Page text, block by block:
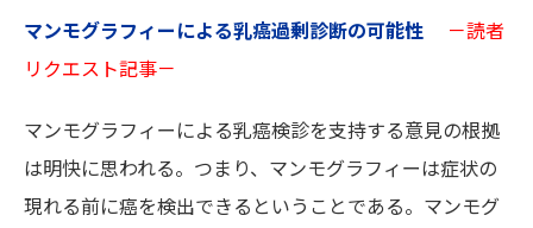
マンモグラフィーによる乳癌過剰診断の可能性
－読者
リクエスト記事－
マンモグラフィーによる乳癌検診を支持する意見の根拠
は明快に思われる。つまり、マンモグラフィーは症状の
現れる前に癌を検出できるということである。マンモグ